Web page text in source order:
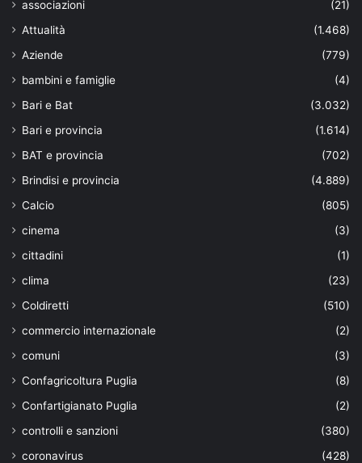
associazioni
(21)
Attualità
(1.468)
Aziende
(779)
bambini e famiglie
(4)
Bari e Bat
(3.032)
Bari e provincia
(1.614)
BAT e provincia
(702)
Brindisi e provincia
(4.889)
Calcio
(805)
cinema
(3)
cittadini
(1)
clima
(23)
Coldiretti
(510)
commercio internazionale
(2)
comuni
(3)
Confagricoltura Puglia
(8)
Confartigianato Puglia
(2)
controlli e sanzioni
(380)
coronavirus
(428)